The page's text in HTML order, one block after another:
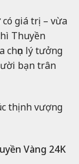
giá trị – vừa
Thuyền
chọn lý tưởng
bạn trân
thịnh vượng
Vàng 24K